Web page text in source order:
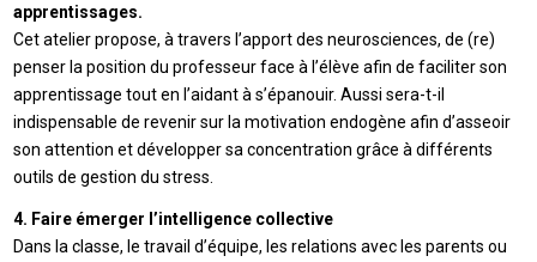
apprentissages.
Cet atelier propose, à travers l’apport des neurosciences, de (re)
penser la position du professeur face à l’élève afin de faciliter son
apprentissage tout en l’aidant à s’épanouir. Aussi sera-t-il
indispensable de revenir sur la motivation endogène afin d’asseoir
son attention et développer sa concentration grâce à différents
outils de gestion du stress.
4. Faire émerger l’intelligence collective
Dans la classe, le travail d’équipe, les relations avec les parents ou